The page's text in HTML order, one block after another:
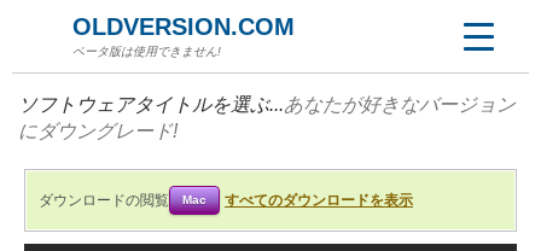
OLDVERSION.COM
ベータ版は使用できません!
ソフトウェアタイトルを選ぶ...あなたが好きなバージョン
にダウングレード!
ダウンロードの閲覧 Mac すべてのダウンロードを表示